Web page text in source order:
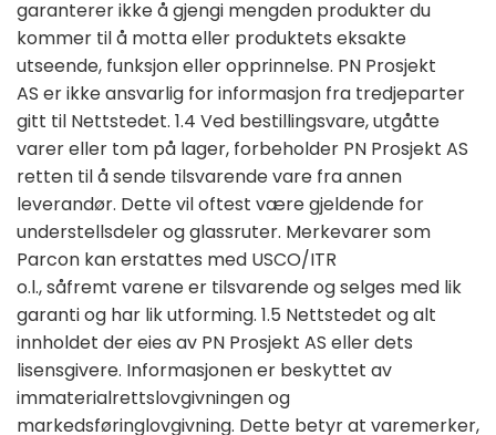
garanterer ikke å gjengi mengden produkter du
kommer til å motta eller produktets eksakte
utseende, funksjon eller opprinnelse. PN Prosjekt
AS er ikke ansvarlig for informasjon fra tredjeparter
gitt til Nettstedet. 1.4 Ved bestillingsvare, utgåtte
varer eller tom på lager, forbeholder PN Prosjekt AS
retten til å sende tilsvarende vare fra annen
leverandør. Dette vil oftest være gjeldende for
understellsdeler og glassruter. Merkevarer som
Parcon kan erstattes med USCO/ITR
o.l., såfremt varene er tilsvarende og selges med lik
garanti og har lik utforming. 1.5 Nettstedet og alt
innholdet der eies av PN Prosjekt AS eller dets
lisensgivere. Informasjonen er beskyttet av
immaterialrettslovgivningen og
markedsføringlovgivning. Dette betyr at varemerker,